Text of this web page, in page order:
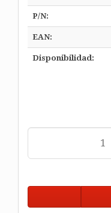
P/N:
EAN:
Disponibilidad: